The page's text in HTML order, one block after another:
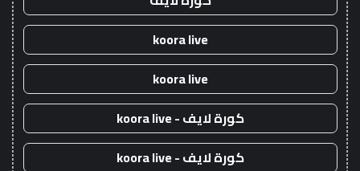
koora live
koora live
كورة لايف - koora live
كورة لايف - koora live